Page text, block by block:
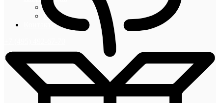
Блог
Новости
Контакты